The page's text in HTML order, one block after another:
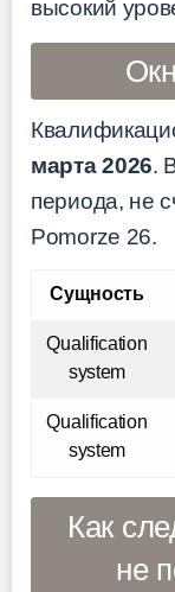
высокий
марта 2026.
периода, не
Pomorze 26.
Сущность
Qualification
system
Qualification
system
Как
не